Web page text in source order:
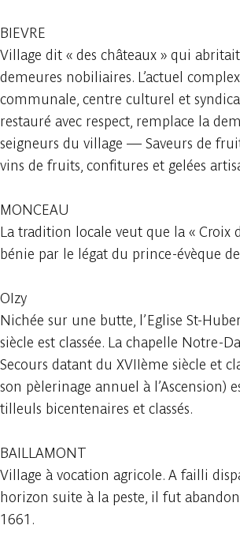
BIEVRE
Village dit « des châteaux » qui
demeures nobiliaires. L’actuel
communale, centre culturel et
restauré avec respect, remplace la
seigneurs du village — Saveurs de
vins de fruits, confitures et gelées
MONCEAU
La tradition locale veut que la « Croix
bénie par le légat du prince-évèque
OIzy
Nichée sur une butte, l’Eglise St-
siècle est classée. La chapelle Notre-
Secours datant du XVIIème siècle et
son pèlerinage annuel à l’Ascension)
tilleuls bicentenaires et classés.
BAILLAMONT
Village à vocation agricole. A failli
horizon suite à la peste, il fut
1661.